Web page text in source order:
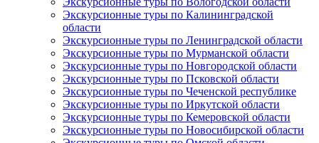
Экскурсионные туры по Калининградской
области
Экскурсионные туры по Ленинградской области
Экскурсионные туры по Мурманской области
Экскурсионные туры по Новгородской области
Экскурсионные туры по Псковской области
Экскурсионные туры по Чеченской республике
Экскурсионные туры по Иркутской области
Экскурсионные туры по Кемеровской области
Экскурсионные туры по Новосибирской области